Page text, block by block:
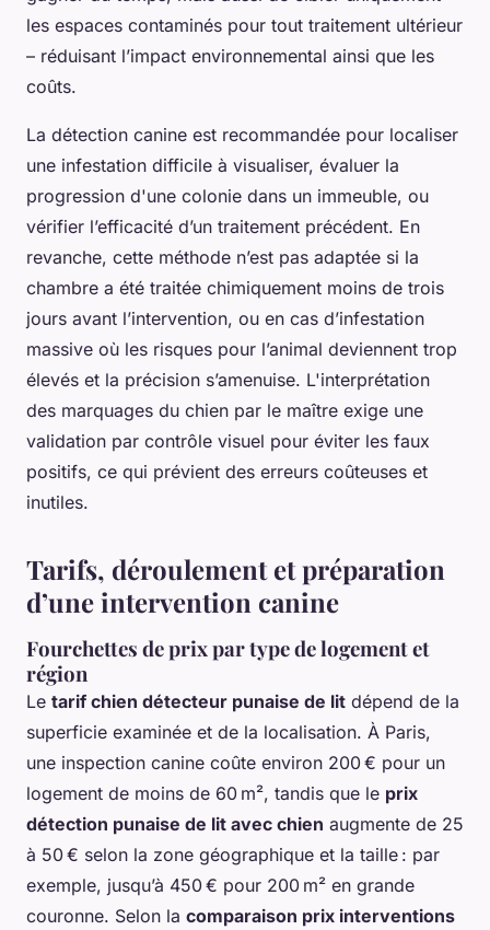
les espaces contaminés pour tout traitement ultérieur
– réduisant l’impact environnemental ainsi que les
coûts.
La détection canine est recommandée pour localiser
une infestation difficile à visualiser, évaluer la
progression d'une colonie dans un immeuble, ou
vérifier l’efficacité d’un traitement précédent. En
revanche, cette méthode n’est pas adaptée si la
chambre a été traitée chimiquement moins de trois
jours avant l’intervention, ou en cas d’infestation
massive où les risques pour l’animal deviennent trop
élevés et la précision s’amenuise. L'interprétation
des marquages du chien par le maître exige une
validation par contrôle visuel pour éviter les faux
positifs, ce qui prévient des erreurs coûteuses et
inutiles.
Tarifs, déroulement et préparation
d’une intervention canine
Fourchettes de prix par type de logement et
région
Le tarif chien détecteur punaise de lit dépend de la
superficie examinée et de la localisation. À Paris,
une inspection canine coûte environ 200 € pour un
logement de moins de 60 m², tandis que le prix
détection punaise de lit avec chien augmente de 25
à 50 € selon la zone géographique et la taille : par
exemple, jusqu’à 450 € pour 200 m² en grande
couronne. Selon la comparaison prix interventions